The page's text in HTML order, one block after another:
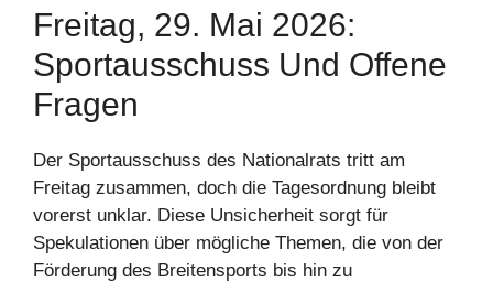
Freitag, 29. Mai 2026:
Sportausschuss Und Offene
Fragen
Der Sportausschuss des Nationalrats tritt am
Freitag zusammen, doch die Tagesordnung bleibt
vorerst unklar. Diese Unsicherheit sorgt für
Spekulationen über mögliche Themen, die von der
Förderung des Breitensports bis hin zu